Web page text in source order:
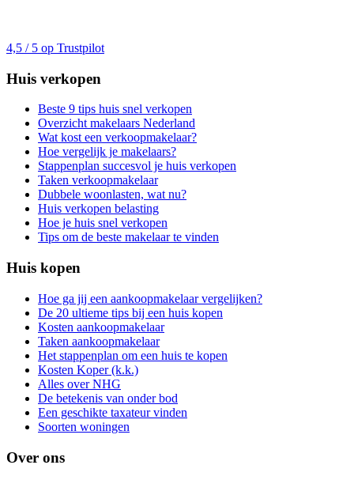
4,5 / 5 op Trustpilot
Huis verkopen
Beste 9 tips huis snel verkopen
Overzicht makelaars Nederland
Wat kost een verkoopmakelaar?
Hoe vergelijk je makelaars?
Stappenplan succesvol je huis verkopen
Taken verkoopmakelaar
Dubbele woonlasten, wat nu?
Huis verkopen belasting
Hoe je huis snel verkopen
Tips om de beste makelaar te vinden
Huis kopen
Hoe ga jij een aankoopmakelaar vergelijken?
De 20 ultieme tips bij een huis kopen
Kosten aankoopmakelaar
Taken aankoopmakelaar
Het stappenplan om een huis te kopen
Kosten Koper (k.k.)
Alles over NHG
De betekenis van onder bod
Een geschikte taxateur vinden
Soorten woningen
Over ons